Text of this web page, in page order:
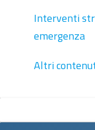
Interventi
emergenza
Altri